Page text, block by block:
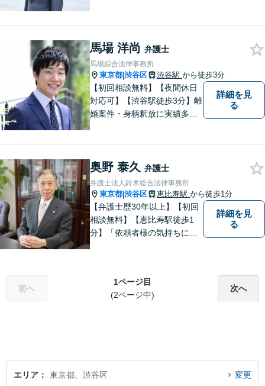
馬場 洋尚 弁護士
馬場綜合法律事務所
東京都|渋谷区 渋谷駅 から徒歩3分
【初回相談無料】【夜間休日
対応可】【渋谷駅徒歩3分】離
婚案件・身柄釈放に実績多数
かりと向き合い、迅速に粘り
強くより良い解決を目指しま
す。お困りの場合、まずはご
相談ください。
詳細を見
る
奥野 泰久 弁護士
弁護士法人鈴木総合法律事務所
東京都|渋谷区 恵比寿駅 から徒歩1分
【弁護士歴30年以上】【初回
相談無料】【恵比寿駅徒歩1
分】「依頼者様の気持ちにな
業法務・借金・刑事事件・労
働トラブル・離婚問題などお
詳細を見
る
前へ
1ページ目
(2ページ中)
次へ
エリア 東京都、渋谷区 変更